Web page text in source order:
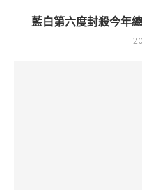
藍白第六度封殺今年